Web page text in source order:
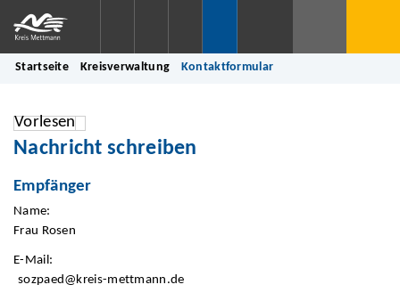
Startseite Kreisverwaltung Kontaktformular
Vorlesen
Nachricht schreiben
Empfänger
Name:
Frau Rosen
E-Mail:
sozpaed@kreis-mettmann.de